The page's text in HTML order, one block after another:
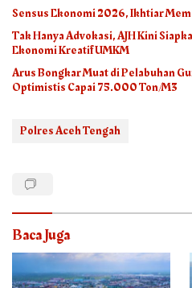
Sensus Ekonomi 2026, Ikhtiar
Tak Hanya Advokasi, AJH Kini
Ekonomi Kreatif UMKM
Arus Bongkar Muat di Pelabuhan
Optimistis Capai 75.000 Ton/M3
Polres Aceh Tengah
Baca Juga